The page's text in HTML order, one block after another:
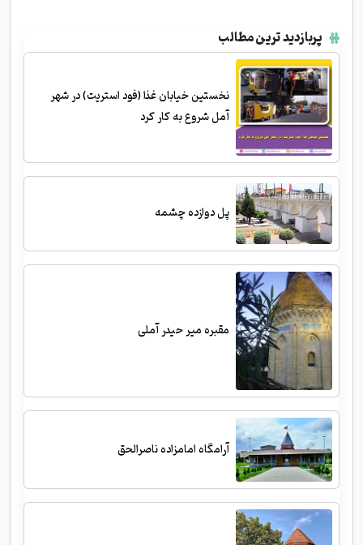
پربازدید ترین مطالب
نخستین خیابان غذا (فود استریت) در شهر
آمل شروع به کار کرد
پل دوازده چشمه
مقبره میر حیدر آملی
آرامگاه امامزاده ناصرالحق